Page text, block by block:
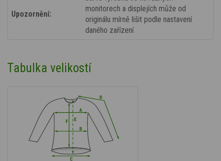
Upozornění:
monitorech a displejích může od
originálu mírně lišit podle nastavení
daného zařízení
Tabulka velikostí